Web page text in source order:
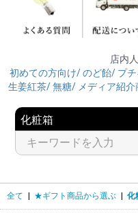
店内
初めての方向け/のど飴/ プ
生姜紅茶/無糖/ メディア紹
全て ★ギフト商品から選ぶ 化